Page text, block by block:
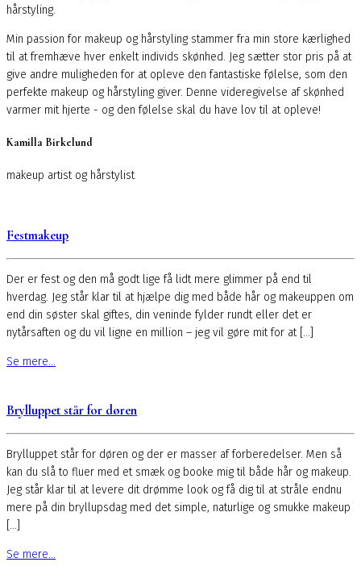
hårstyling.
Min passion for makeup og hårstyling stammer fra min store kærlighed
til at fremhæve hver enkelt individs skønhed. Jeg sætter stor pris på at
give andre muligheden for at opleve den fantastiske følelse, som den
perfekte makeup og hårstyling giver. Denne videregivelse af skønhed
varmer mit hjerte - og den følelse skal du have lov til at opleve!
Kamilla Birkelund
makeup artist og hårstylist
Festmakeup
Der er fest og den må godt lige få lidt mere glimmer på end til
hverdag. Jeg står klar til at hjælpe dig med både hår og makeuppen om
end din søster skal giftes, din veninde fylder rundt eller det er
nytårsaften og du vil ligne en million – jeg vil gøre mit for at […]
Se mere...
Brylluppet står for døren
Brylluppet står for døren og der er masser af forberedelser. Men så
kan du slå to fluer med et smæk og booke mig til både hår og makeup.
Jeg står klar til at levere dit drømme look og få dig til at stråle endnu
mere på din bryllupsdag med det simple, naturlige og smukke makeup
[…]
Se mere...